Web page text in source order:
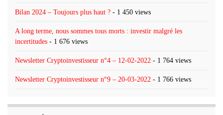
Bilan 2024 – Toujours plus haut ? - 1 450 views
A long terme, nous sommes tous morts : investir malgré les
incertitudes - 1 676 views
Newsletter Cryptoinvestisseur n°4 – 12-02-2022 - 1 764 views
Newsletter Cryptoinvestisseur n°9 – 20-03-2022 - 1 766 views